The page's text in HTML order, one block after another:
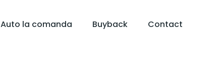
Auto la comanda Buyback Contact